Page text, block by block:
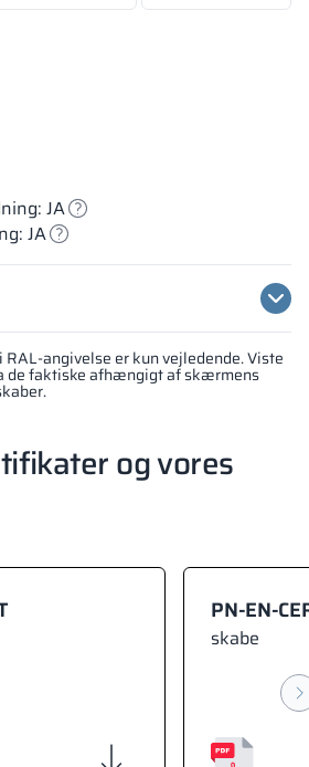
angivelse er kun vejledende. Viste
de faktiske afhængigt af skærmens
JA
JA
og vores
PN-EN-
skabe